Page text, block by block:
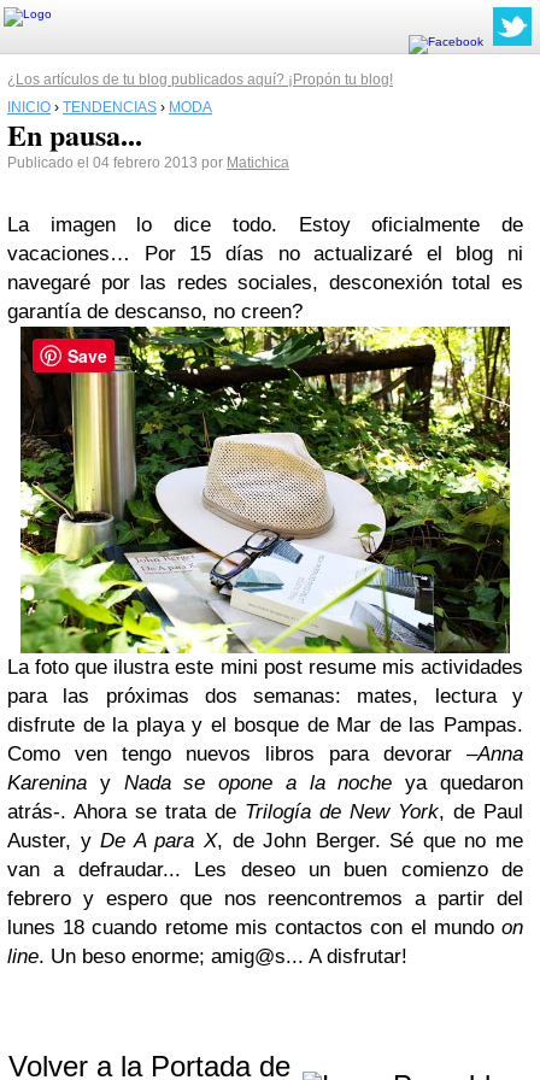
¿Los artículos de tu blog publicados aquí? ¡Propón tu blog!
INICIO › TENDENCIAS › MODA
En pausa...
Publicado el 04 febrero 2013 por Matichica
La imagen lo dice todo. Estoy oficialmente de
vacaciones… Por 15 días no actualizaré el blog ni
navegaré por las redes sociales, desconexión total es
garantía de descanso, no creen?
La foto que ilustra este mini post resume mis actividades
para las próximas dos semanas: mates, lectura y
disfrute de la playa y el bosque de Mar de las Pampas.
Como ven tengo nuevos libros para devorar –Anna
Karenina y Nada se opone a la noche ya quedaron
atrás-. Ahora se trata de Trilogía de New York, de Paul
Auster, yDe A para X, de John Berger. Sé que no me
van a defraudar...
Les deseo un buen comienzo de
febrero y espero que nos reencontremos a partir del
lunes 18 cuando retome mis contactos con el mundo on
line. Un beso enorme; amig@s... A disfrutar!
Volver a la Portada de
Save